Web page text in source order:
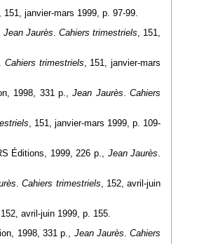
, 151, janvier-mars 1999, p. 97-99.
Jean Jaurès Cahiers trimestriels , 151,
Cahiers trimestriels , 151, janvier-mars
1998, 331 p.,Jean Jaurès
Cahiers
, 151, janvier-mars 1999, p. 109-
Éditions, 1999, 226 p., Jean Jaurès
Cahiers trimestriels , 152, avril-juin
, 152, avril-juin 1999, p. 155.
1998, 331 p., Jean Jaurès Cahiers